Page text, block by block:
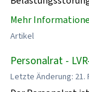
Mehr
Artikel
Personalrat -
Letzte Änderung: 21.